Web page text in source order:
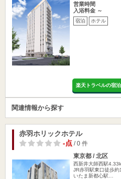
営業時間
入浴料金 ～
宿泊 ホテル
楽天トラベルの宿
関連情報から探す
赤羽ホリックホテル
-点/ 0 件
東京都 / 北区
西新井大師西駅
JR赤羽駅東口徒歩
いたま新都心駅…